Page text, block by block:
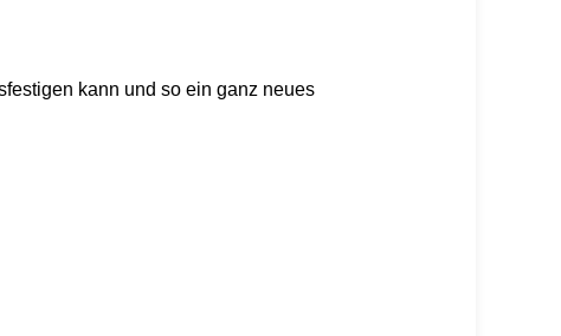
kann und so ein ganz neues